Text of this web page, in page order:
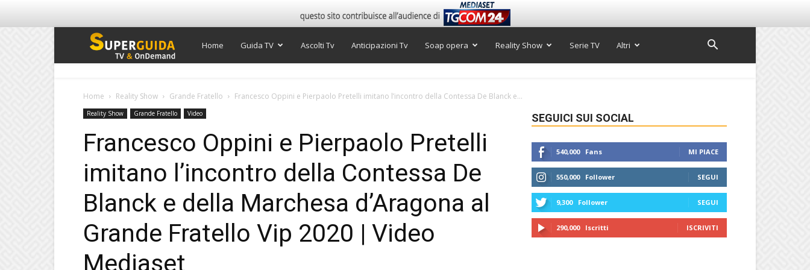
Super
TV
Home Guida TV Ascolti Tv Anticipazioni Tv Soap opera Reality Show Serie TV Altri
Home Reality Show Grande Fratello Francesco Oppini e Pierpaolo Pretelli imitano l’incontro della Contessa De Blanck e...
Reality Show Grande Fratello Video
Francesco Oppini e Pierpaolo Pretelli
imitano l’incontro della Contessa De
Blanck e della Marchesa d’Aragona al
Grande Fratello Vip 2020 | Video
Mediaset
SEGUICI SUI SOCIAL
540,000 Fans MI PIACE
550,000 Follower SEGUI
9,300 Follower SEGUI
290,000 Iscritti ISCRIVITI